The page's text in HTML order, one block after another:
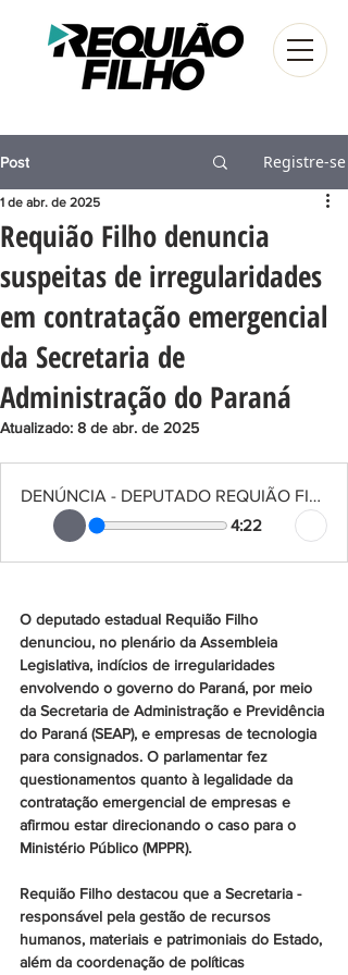
Post Registre-se
Requião Filho denuncia
suspeitas de irregularidades
em contratação emergencial
da Secretaria de
Administração do Paraná
1 de abr. de 2025
Atualizado: 8 de abr. de 2025
DENÚNCIA - DEPUTADO REQUIÃO FILHO
4:22
O deputado estadual Requião Filho
denunciou, no plenário da Assembleia
Legislativa, indícios de irregularidades
envolvendo o governo do Paraná, por meio
da Secretaria de Administração e Previdência
do Paraná (SEAP), e empresas de tecnologia
para consignados. O parlamentar fez
questionamentos quanto à legalidade da
contratação emergencial de empresas e
afirmou estar direcionando o caso para o
Ministério Público (MPPR).
Requião Filho destacou que a Secretaria -
responsável pela gestão de recursos
humanos, materiais e patrimoniais do Estado,
além da coordenação de políticas